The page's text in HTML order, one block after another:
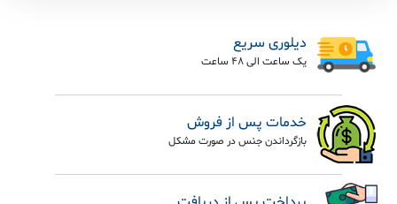
دیلوری سریع
یک ساعت الی 48 ساعت
خدمات پس از فروش
بازگرداندن جنس در صورت مشکل